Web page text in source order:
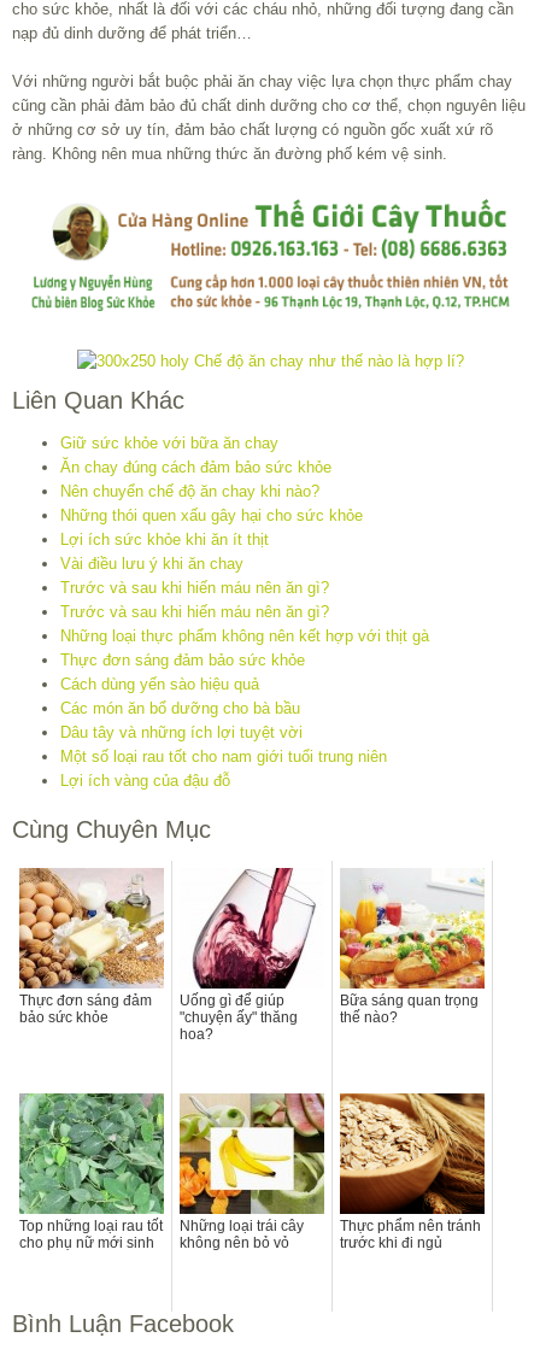
cho sức khỏe, nhất là đối với các cháu nhỏ, những đối tượng đang cần
nạp đủ dinh dưỡng để phát triển…
Với những người bắt buộc phải ăn chay việc lựa chọn thực phẩm chay
cũng cần phải đảm bảo đủ chất dinh dưỡng cho cơ thể, chọn nguyên liệu
ở những cơ sở uy tín, đảm bảo chất lượng có nguồn gốc xuất xứ rõ
ràng. Không nên mua những thức ăn đường phố kém vệ sinh.
Liên Quan Khác
Giữ sức khỏe với bữa ăn chay
Ăn chay đúng cách đảm bảo sức khỏe
Nên chuyển chế độ ăn chay khi nào?
Những thói quen xấu gây hại cho sức khỏe
Lợi ích sức khỏe khi ăn ít thịt
Vài điều lưu ý khi ăn chay
Trước và sau khi hiến máu nên ăn gì?
Trước và sau khi hiến máu nên ăn gì?
Những loại thực phẩm không nên kết hợp với thịt gà
Thực đơn sáng đảm bảo sức khỏe
Cách dùng yến sào hiệu quả
Các món ăn bổ dưỡng cho bà bầu
Dâu tây và những ích lợi tuyệt vời
Một số loại rau tốt cho nam giới tuổi trung niên
Lợi ích vàng của đậu đỗ
Cùng Chuyên Mục
Thực đơn sáng đảm
bảo sức khỏe
Uống gì để giúp
"chuyện ấy" thăng
hoa?
Bữa sáng quan trọng
thế nào?
Top những loại rau tốt
cho phụ nữ mới sinh
Những loại trái cây
không nên bỏ vỏ
Thực phẩm nên tránh
trước khi đi ngủ
Bình Luận Facebook